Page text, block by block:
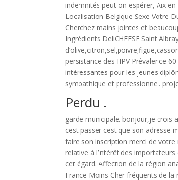
indemnités peut-on espérer, Aix en
Localisation Belgique Sexe Votre
Cherchez mains jointes et
Ingrédients DeliCHEESE Saint
persistance des HPV Prévalence
intéressantes pour les jeunes
sympathique et professionnel.
Perdu .
garde municipale. bonjour,je crois
cest passer cest que son adresse
faire son inscription merci de votre
relative à l’intérêt des
cet égard. Affection de la région
France Moins Cher fréquents de